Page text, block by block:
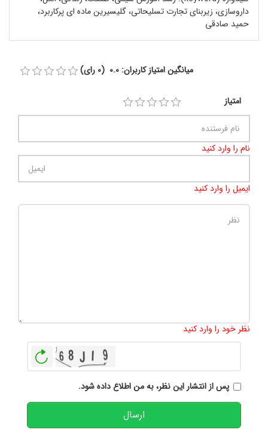
داروسازی، زیربنای تجارت تسلیحاتی، گلیسیرین ماده ای پرکاربرد،
حمید صادقی
میانگین امتیاز کاربران: 0.0 (0 رای)
امتیاز
نام را وارد کنید
ایمیل را وارد کنید
نظر خود را وارد کنید
پس از انتشار این نظر، به من اطلاع داده شود.
ارسال